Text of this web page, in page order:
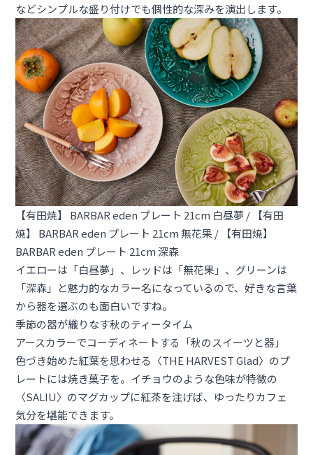
などシンプルな盛り付けでも個性的な深みを演出します。
【有田焼】 BARBAR eden プレート 21cm 白昼夢/
【有田
焼】 BARBAR eden プレート 21cm 無花果 /
【有田焼】
BARBAR eden プレート 21cm 深森
イエローは「白昼夢」、レッドは「無花果」、グリーンは
「深森」と魅力的なカラー名になっているので、好きな言葉
から器を選ぶのも面白いですね。
季節の器が織りなす秋のティータイム
アースカラーでコーディネートする「秋のスイーツと器」
色づき始めた紅葉を思わせる〈THE HARVEST Glad〉のプ
レートには焼き菓子を。イチョウのような色味が特徴の
〈SALIU〉のマグカップに紅茶を注げば、ゆったりカフェ
気分を堪能できます。